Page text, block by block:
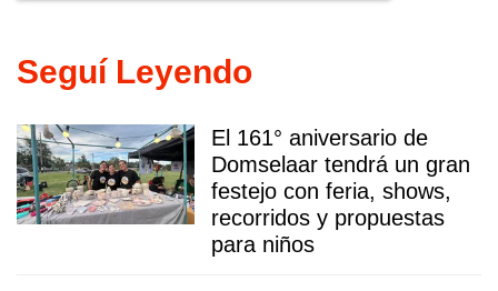
Seguí Leyendo
El 161° aniversario de
Domselaar tendrá un gran
festejo con feria, shows,
recorridos y propuestas
para niños